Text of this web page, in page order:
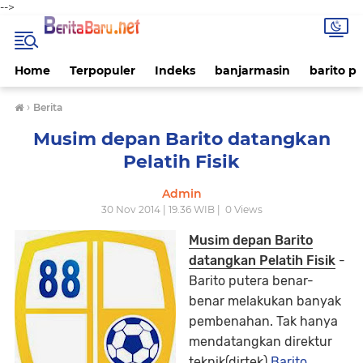
-->
Home Terpopuler Indeks banjarmasin barito
› Berita
Musim depan Barito datangkan
Pelatih Fisik
Admin
30 Nov 2014 | 19.36 WIB | 0Views
Musim depan Barito
datangkan Pelatih Fisik -
Barito putera benar-
benar melakukan banyak
pembenahan. Tak hanya
mendatangkan direktur